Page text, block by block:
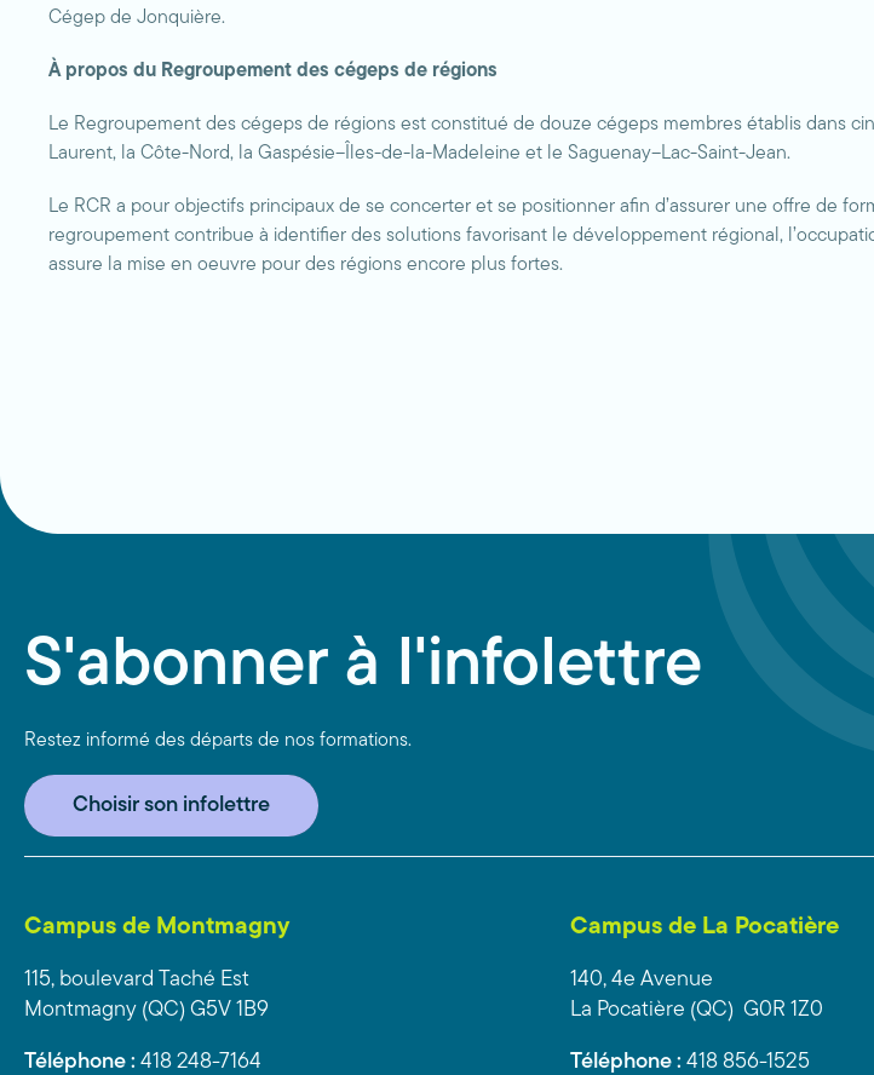
Cégep de Jonquière.
À propos du Regroupement des cégeps de régions
Le Regroupement des cégeps de régions est constitué de douze cégeps membres établis dans
Laurent, la Côte-Nord, la Gaspésie–Îles-de-la-Madeleine et le Saguenay–Lac-Saint-Jean.
Le RCR a pour objectifs principaux de se concerter et se positionner afin d’assurer une offre de
regroupement contribue à identifier des solutions favorisant le développement régional,
assure la mise en oeuvre pour des régions encore plus fortes.
S'abonner à l'infolettre
Restez informé des départs de nos formations.
Choisir son infolettre
Campus de Montmagny
115, boulevard Taché Est
Montmagny (QC) G5V 1B9
Téléphone : 418 248-7164
Campus de La Pocatière
140, 4e Avenue
La Pocatière (QC) G0R 1Z0
Téléphone : 418 856-1525